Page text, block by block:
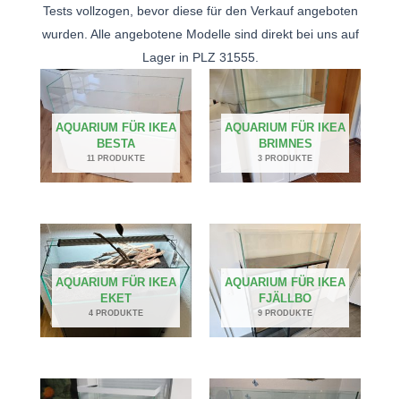
Tests vollzogen, bevor diese für den Verkauf angeboten
wurden. Alle angebotene Modelle sind direkt bei uns auf
Lager in PLZ 31555.
AQUARIUM FÜR IKEA
BESTA
11 PRODUKTE
AQUARIUM FÜR IKEA
BRIMNES
3 PRODUKTE
AQUARIUM FÜR IKEA
EKET
4 PRODUKTE
AQUARIUM FÜR IKEA
FJÄLLBO
9 PRODUKTE